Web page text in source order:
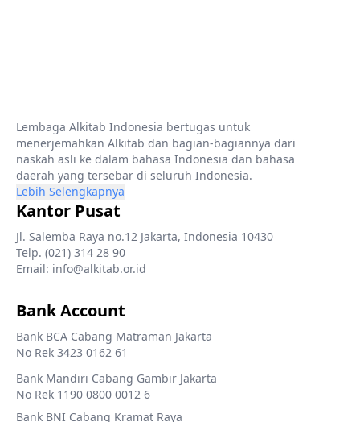
Lembaga Alkitab Indonesia bertugas untuk
menerjemahkan Alkitab dan bagian-bagiannya dari
naskah asli ke dalam bahasa Indonesia dan bahasa
daerah yang tersebar di seluruh Indonesia.
Lebih Selengkapnya
Kantor Pusat
Jl. Salemba Raya no.12 Jakarta, Indonesia 10430
Telp. (021) 314 28 90
Email: info@alkitab.or.id
Bank Account
Bank BCA Cabang Matraman Jakarta
No Rek 3423 0162 61
Bank Mandiri Cabang Gambir Jakarta
No Rek 1190 0800 0012 6
Bank BNI Cabang Kramat Raya